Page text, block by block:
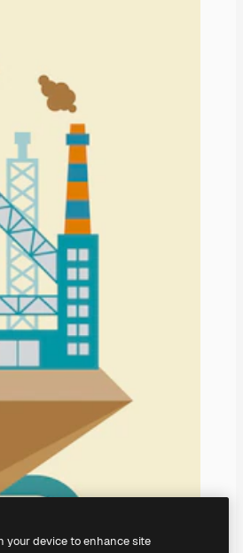
your device to enhance site